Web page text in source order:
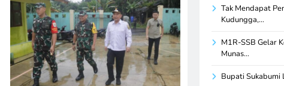
Tak Mendapat
Kudungga,…
M1R-SSB Gelar
Munas…
Bupati Sukabumi